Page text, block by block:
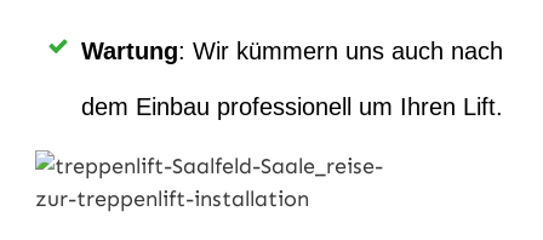
Wartung: Wir kümmern uns auch nach
dem Einbau professionell um Ihren Lift.